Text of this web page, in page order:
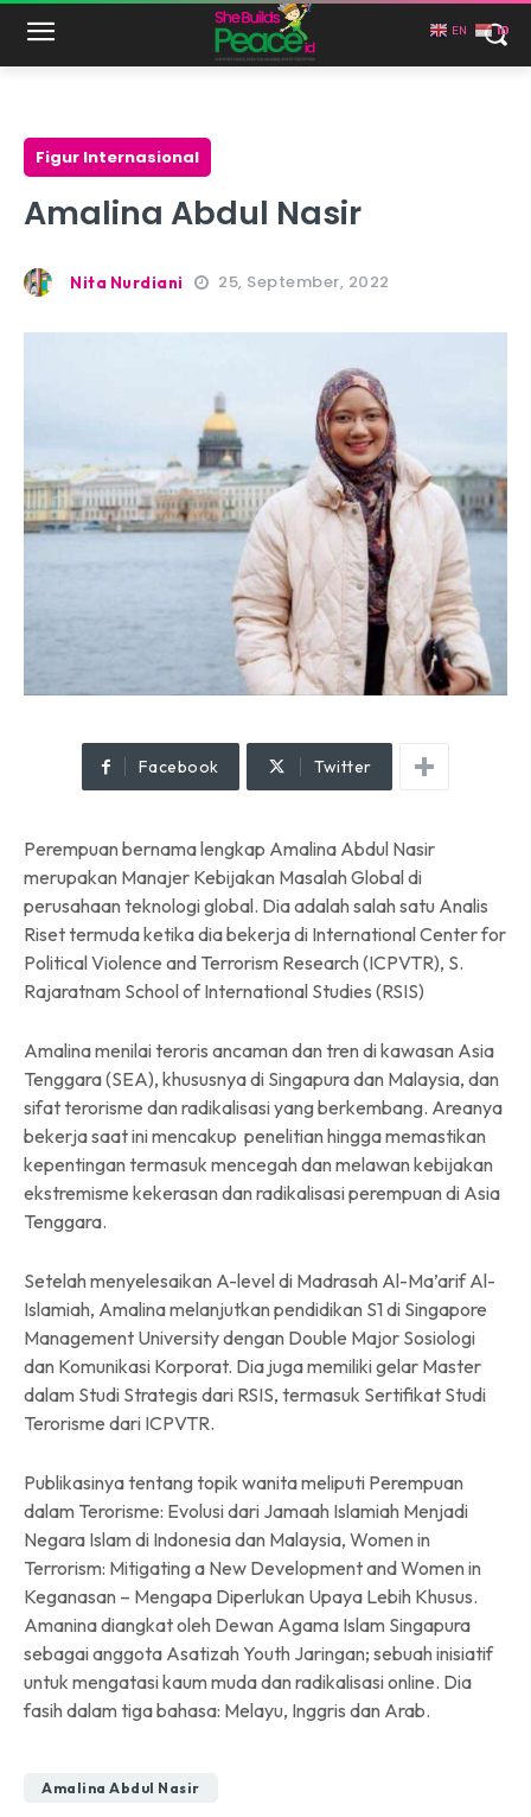
Figur Internasional
Amalina Abdul Nasir
Nita Nurdiani 25, September, 2022
Facebook Twitter
Perempuan bernama lengkap Amalina Abdul Nasir
merupakan Manajer Kebijakan Masalah Global di
perusahaan teknologi global. Dia adalah salah satu Analis
Riset termuda ketika dia bekerja di International Center for
Political Violence and Terrorism Research (ICPVTR), S.
Rajaratnam School of International Studies (RSIS)
Amalina menilai teroris ancaman dan tren di kawasan Asia
Tenggara (SEA), khususnya di Singapura dan Malaysia, dan
sifat terorisme dan radikalisasi yang berkembang. Areanya
bekerja saat ini mencakup penelitian hingga memastikan
kepentingan termasuk mencegah dan melawan kebijakan
ekstremisme kekerasan dan radikalisasi perempuan di Asia
Tenggara.
Setelah menyelesaikan A-level di Madrasah Al-Ma’arif Al-
Islamiah, Amalina melanjutkan pendidikan S1 di Singapore
Management University dengan Double Major Sosiologi
dan Komunikasi Korporat. Dia juga memiliki gelar Master
dalam Studi Strategis dari RSIS, termasuk Sertifikat Studi
Terorisme dari ICPVTR.
Publikasinya tentang topik wanita meliputi Perempuan
dalam Terorisme: Evolusi dari Jamaah Islamiah Menjadi
Negara Islam di Indonesia dan Malaysia, Women in
Terrorism: Mitigating a New Development and Women in
Keganasan – Mengapa Diperlukan Upaya Lebih Khusus.
Amanina diangkat oleh Dewan Agama Islam Singapura
sebagai anggota Asatizah Youth Jaringan; sebuah inisiatif
untuk mengatasi kaum muda dan radikalisasi online. Dia
fasih dalam tiga bahasa: Melayu, Inggris dan Arab.
Amalina Abdul Nasir
EN ID